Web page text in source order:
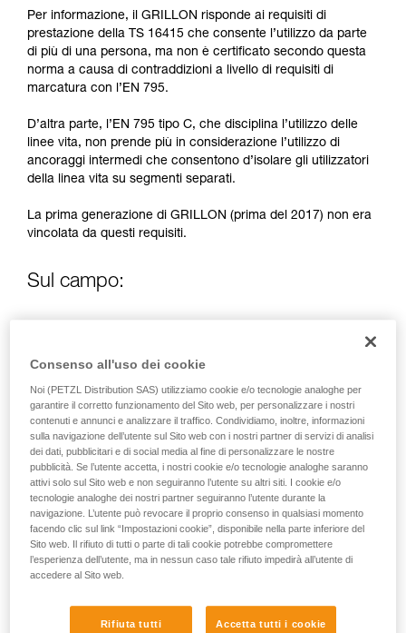
Forniamo esempi di tecniche relative alla vostra
attività. Ne possono esistere altre che non
vengono qui descritte.
Per informazione, il GRILLON risponde ai requisiti di
prestazione della TS 16415 che consente l’utilizzo da parte
di più di una persona, ma non è certificato secondo questa
norma a causa di contraddizioni a livello di requisiti di
marcatura con l’EN 795.
D’altra parte, l’EN 795 tipo C, che disciplina l’utilizzo delle
linee vita, non prende più in considerazione l’utilizzo di
ancoraggi intermedi che consentono d’isolare gli utilizzatori
della linea vita su segmenti separati.
La prima generazione di GRILLON (prima del 2017) non era
vincolata da questi requisiti.
Sul campo:
utilizzata da più di una persona.
Deve essere condotta un’analisi dei rischi in ogni situazione
per determinare la migliore soluzione da utilizzare.
Nota: in ogni caso, come per tutti gli ancoraggi, si
raccomanda di rispettare il principio di abbondanza per non
affidare la sicurezza di un utilizzatore ad un solo dispositivo.
Esempio di utilizzo in trattenuta:
trattenuta su una terrazza ben delimitata, al sicuro da ogni
rischio di caduta, sarà perfettamente efficace un solo
Consenso all'uso dei cookie
Noi (PETZL Distribution SAS) utilizziamo cookie e/o tecnologie analoghe per
garantire il corretto funzionamento del Sito web, per personalizzare i nostri
contenuti e annunci e analizzare il traffico. Condividiamo, inoltre, informazioni
sulla navigazione dell’utente sul Sito web con i nostri partner di servizi di analisi
dei dati, pubblicitari e di social media al fine di personalizzare le nostre
pubblicità. Se l’utente accetta, i nostri cookie e/o tecnologie analoghe saranno
attivi solo sul Sito web e non seguiranno l’utente su altri siti. I cookie e/o
tecnologie analoghe dei nostri partner seguiranno l’utente durante la
navigazione. L’utente può revocare il proprio consenso in qualsiasi momento
facendo clic sul link “Impostazioni cookie”, disponibile nella parte inferiore del
Sito web. Il rifiuto di tutti o parte di tali cookie potrebbe compromettere
l’esperienza dell’utente, ma in nessun caso tale rifiuto impedirà all’utente di
accedere al Sito web.
Rifiuta tutti Accetta tutti i cookie